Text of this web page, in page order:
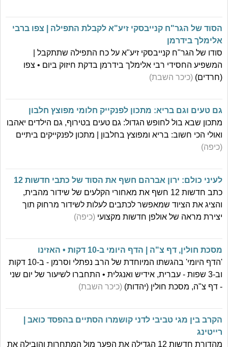
הסוד של הגר"ח קנייבסקי זיע"א לקבלת התפילה | צפו ברבי
אלימלך בידרמן
סודו של הגר"ח קנייבסקי זיע"א על כח התפילה שתתקבל |
המשפיע החסידי רבי אלימלך בידרמן בדקת חיזוק ביום • צפו
(חרדים) (כיכר השבת)
גם טעים וגם בריא: מתכון לפנקייק חלומי מפוצץ חלבון
מתכון שבא בול לחופש הגדול: גם טעים בטירוף, גם הילדים יאהבו
ואולי הכי חשוב: בריא ומפוצץ בחלבון | מתכון לפנקייקים ביתיים
(כיפה)
לעיני כולם: ירון אברהם חשף את הסוד של כתבי חדשות 12
כתב חדשות 12 חשף את מאחורי הקלעים של שידור מהבית,
והציג את הציוד שמאפשר לכתבים לעלות לשידור מרחוק תוך
יצירת מראה של אולפן חדשות מקצועי (כיפה)
מסכת חולין, דף צ"ה | הדף היומי ב-10 דקות • האזינו
'הדף היומי' בהגשתו המיוחדת של הרב נפתלי וסרמן - ב-10 דקות
וב-3 שפות - עברית, אידיש ואנגלית • התחברו לשיעור של יום שני
- דף צ"ה, מסכת חולין (יהדות) (כיכר השבת)
הקרב בין מגי טביבי לדני קושמרו הסתיים בהפסד כואב |
רייטינג
מהדורת חדשות 12 הגדילה את הפער מול המתחרות והובילה את